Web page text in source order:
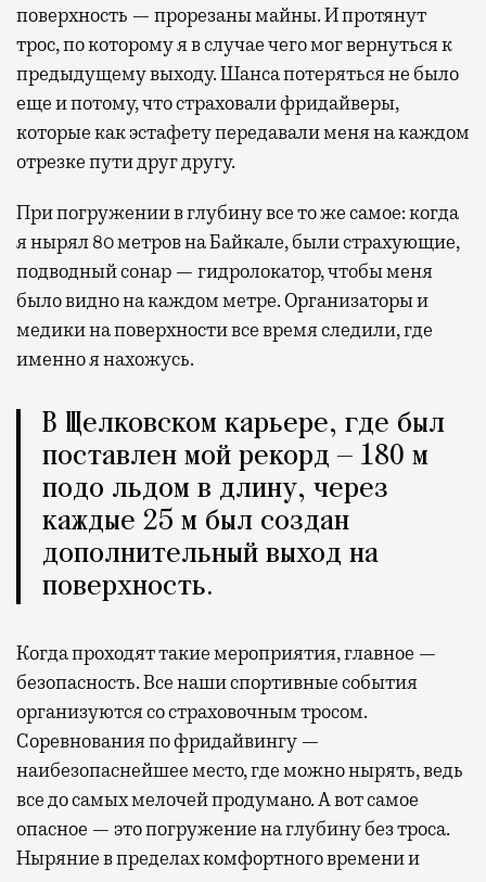
поверхность — прорезаны майны. И протянут
трос, по которому я в случае чего мог вернуться к
предыдущему выходу. Шанса потеряться не было
еще и потому, что страховали фридайверы,
которые как эстафету передавали меня на каждом
отрезке пути друг другу.
При погружении в глубину все то же самое: когда
я нырял 80 метров на Байкале, были страхующие,
подводный сонар — гидролокатор, чтобы меня
было видно на каждом метре. Организаторы и
медики на поверхности все время следили, где
именно я нахожусь.
В Щелковском карьере, где был
поставлен мой рекорд — 180 м
подо льдом в длину, через
каждые 25 м был создан
дополнительный выход на
поверхность.
Когда проходят такие мероприятия, главное —
безопасность. Все наши спортивные события
организуются со страховочным тросом.
Соревнования по фридайвингу —
наибезопаснейшее место, где можно нырять, ведь
все до самых мелочей продумано. А вот самое
опасное — это погружение на глубину без троса.
Ныряние в пределах комфортного времени и